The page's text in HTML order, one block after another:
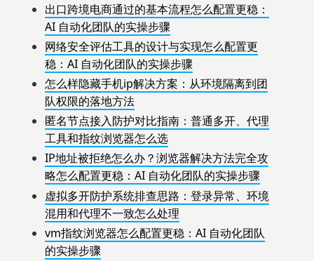
出口跨境电商通过的基本流程怎么配置更稳：
AI 自动化团队的实操步骤
网络安全评估工具的设计与实现怎么配置更
稳：AI 自动化团队的实操步骤
怎么样隐藏手机ip解决方案：从环境隔离到团
队权限的落地方法
匿名节点接入防护对比指南：普通多开、代理
工具和指纹浏览器怎么选
IP地址被拒绝怎么办？浏览器解决方法完全攻
略怎么配置更稳：AI 自动化团队的实操步骤
虚拟多开防护系统排查思路：登录异常、环境
混用和代理不一致怎么处理
vm指纹浏览器怎么配置更稳：AI 自动化团队
的实操步骤